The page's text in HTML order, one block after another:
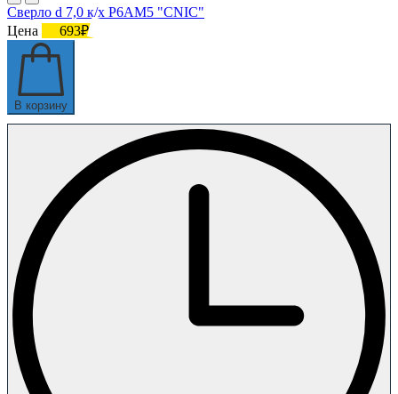
Сверло d 7,0 к/х Р6АМ5 "CNIC"
Цена
693₽
В корзину